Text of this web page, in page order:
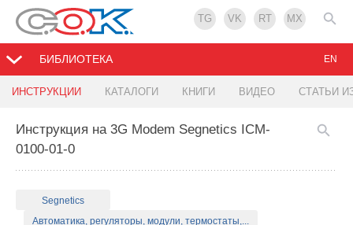
TG VK RT MX
БИБЛИОТЕКА
ИНСТРУКЦИИ КАТАЛОГИ КНИГИ ВИДЕО СТАТЬИ
EN
Инструкция на 3G Modem Segnetics ICM-
0100-01-0
Segnetics
Автоматика, регуляторы, модули, термостаты,...